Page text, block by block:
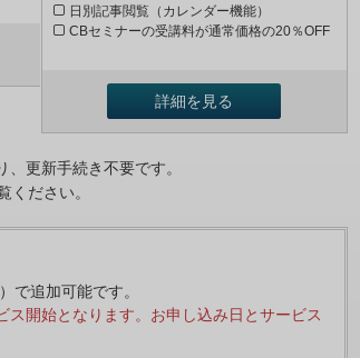
日別記事閲覧（カレンダー機能）
CBセミナーの受講料が通常価格の20％OFF
詳細を見る
更新手続き不要です。
ください。
で追加可能です。
開始となります。お申し込み日とサービス